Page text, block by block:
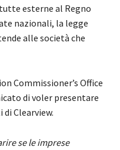
esterne al Regno
nazionali, la legge
alle società che
Commissioner’s Office
di voler presentare
Clearview.
se le imprese